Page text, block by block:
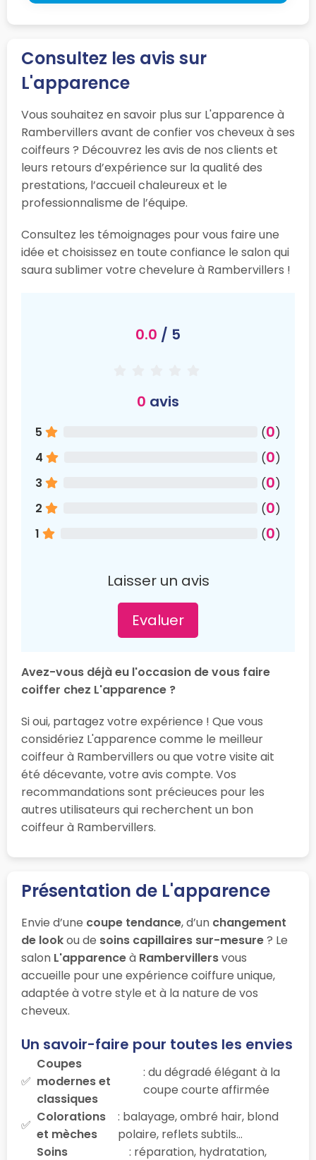
Consultez les avis sur
L'apparence
Vous souhaitez en savoir plus sur L'apparence à
Rambervillers avant de confier vos cheveux à ses
coiffeurs ? Découvrez les avis de nos clients et
leurs retours d’expérience sur la qualité des
prestations, l’accueil chaleureux et le
professionnalisme de l’équipe.
Consultez les témoignages pour vous faire une
idée et choisissez en toute confiance le salon qui
saura sublimer votre chevelure à Rambervillers !
0.0 / 5
0 avis
5 (0)
4
(0)
3
(0)
2
(0)
1
(0)
Laisser un avis
Evaluer
Avez-vous déjà eu l'occasion de vous faire
coiffer chez L'apparence ?
Si oui, partagez votre expérience ! Que vous
considériez L'apparence comme le meilleur
coiffeur à Rambervillers ou que votre visite ait
été décevante, votre avis compte. Vos
recommandations sont précieuces pour les
autres utilisateurs qui recherchent un bon
coiffeur à Rambervillers.
Présentation de L'apparence
Envie d’une coupe tendance, d’un changement
de lookou de soins capillaires sur-mesure? Le
salon L'apparenceà Rambervillersvous
accueille pour une expérience coiffure unique,
adaptée à votre style et à la nature de vos
cheveux.
Un savoir-faire pour toutes les envies
Coupes
modernes et
classiques
: du dégradé élégant à la
coupe courte affirmée
Colorations
et mèches
: balayage, ombré hair, blond
polaire, reflets subtils…
Soins
: réparation, hydratation,